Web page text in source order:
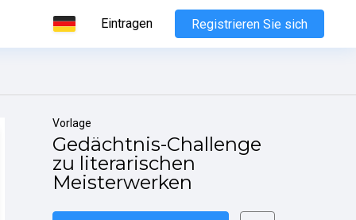
Eintragen Registrieren Sie sich
Vorlage
Gedächtnis-Challenge
zu literarischen
Meisterwerken